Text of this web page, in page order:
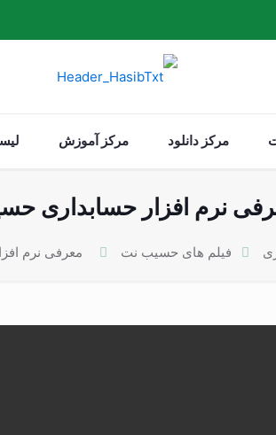
مرکز دانلود مرکز آموزش
نرم افزار حسابداری
فیلم های حسیب نت معرفی نرم